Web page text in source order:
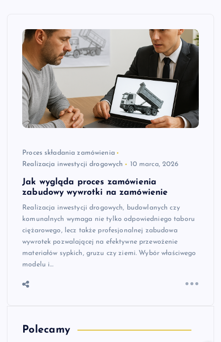
Proces składania zamówienia
Realizacja inwestycji drogowych
10 marca, 2026
Jak wygląda proces zamówienia
zabudowy wywrotki na zamówienie
Realizacja inwestycji drogowych, budowlanych czy
komunalnych wymaga nie tylko odpowiedniego taboru
ciężarowego, lecz także profesjonalnej zabudowa
wywrotek pozwalającej na efektywne przewożenie
materiałów sypkich, gruzu czy ziemi. Wybór właściwego
modelu i…
Polecamy